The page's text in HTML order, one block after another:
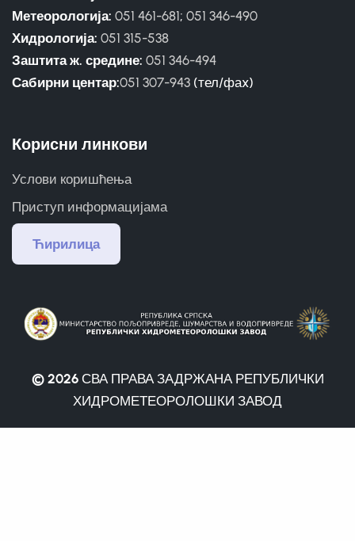
Метеорологија: 051 461-681; 051 346-490
Хидрологија: 051 315-538
Заштита ж. средине: 051 346-494
Сабирни центар:051 307-943 (тел/фаx)
Корисни линкови
Услови коришћења
Приступ информацијама
Ћирилица
© 2026СВА ПРАВА ЗАДРЖАНА РЕПУБЛИЧКИ
ХИДРОМЕТЕОРОЛОШКИ ЗАВОД